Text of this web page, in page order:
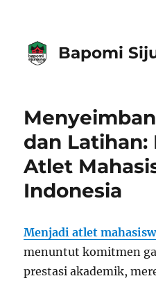
Bapomi
dan Latihan:
Atlet
Indonesia
Menjadi atlet
menuntut komitmen
prestasi akademik,